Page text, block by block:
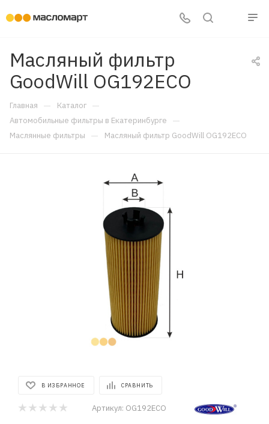
Масляный фильтр
GoodWill OG192ECO
Главная — Каталог —
Автомобильные фильтры в Екатеринбурге —
Маслянные фильтры — Масляный фильтр GoodWill OG192ECO
В ИЗБРАННОЕ СРАВНИТЬ
Артикул: OG192ECO